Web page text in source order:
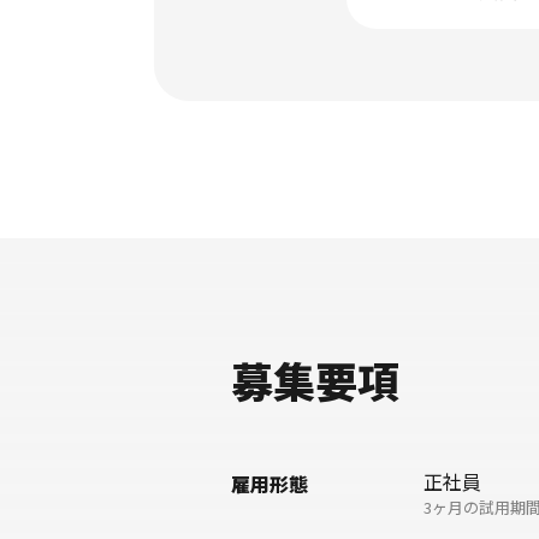
募集要項
雇用形態 正社員
3ヶ月の試用期